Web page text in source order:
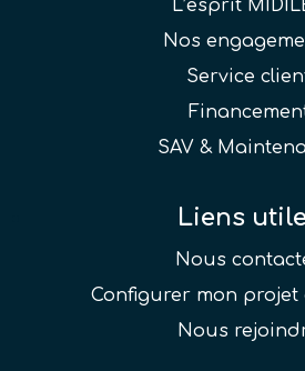
L’esprit
Nos
Service
SAV &
Liens
Nous
Configurer mon projet
Nous